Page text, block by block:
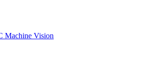
Machine Vision